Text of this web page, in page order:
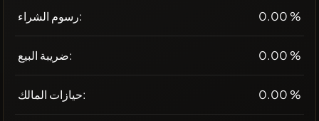
رسوم الشراء: 0.00 %
ضريبة البيع: 0.00 %
حيازات المالك: 0.00 %